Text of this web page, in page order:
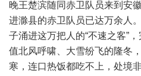
晚王楚滨随同赤卫队员来到安
进滁县的赤卫队员已达万余人
子涌进这万把人的“不速之客”
值北风呼啸、大雪纷飞的隆冬
寒，连口热饭都吃不上，处境